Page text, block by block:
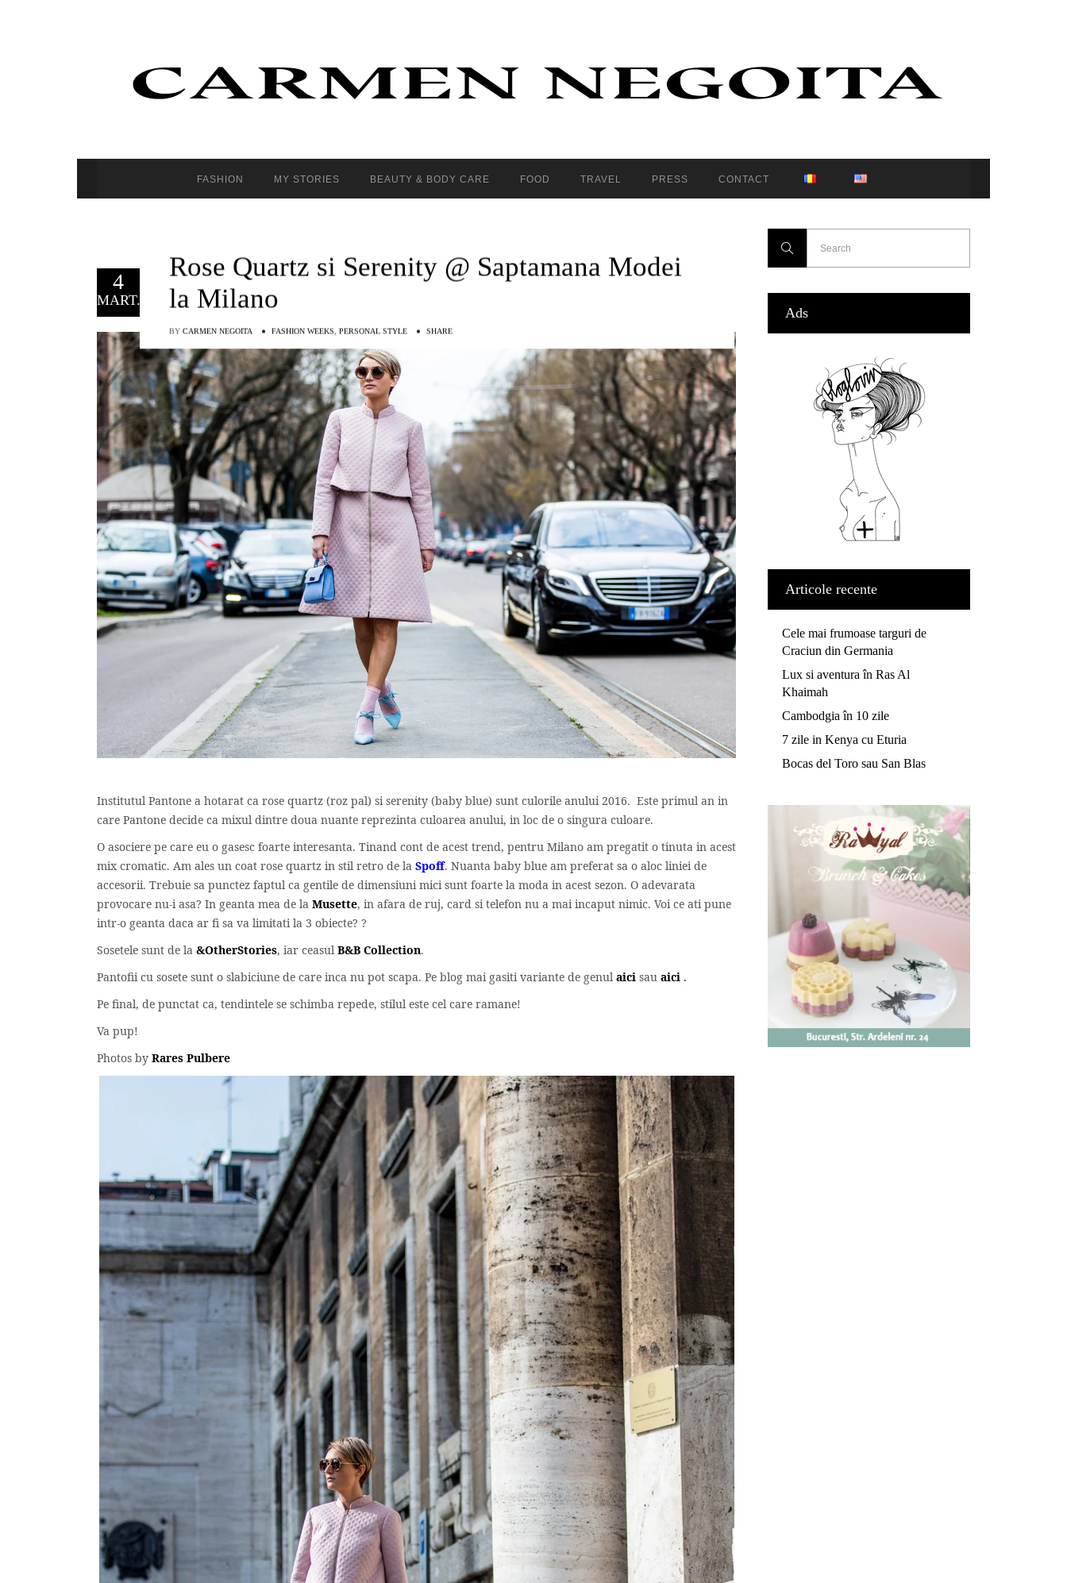
FASHION MY STORIES BEAUTY & BODY CARE FOOD TRAVEL PRESS CONTACT
4
MART.
Rose Quartz si Serenity @ Saptamana Modei
la Milano
BY CARMEN NEGOITA FASHION WEEKS, PERSONAL STYLE SHARE
Institutul Pantone a hotarat ca rose quartz (roz pal) si serenity (baby blue) sunt culorile anului 2016. Este primul an in
care Pantone decide ca mixul dintre doua nuante reprezinta culoarea anului, in loc de o singura culoare.
O asociere pe care eu o gasesc foarte interesanta. Tinand cont de acest trend, pentru Milano am pregatit o tinuta in acest
mix cromatic. Am ales un coat rose quartz in stil retro de la Spoff. Nuanta baby blue am preferat sa o aloc liniei de
accesorii. Trebuie sa punctez faptul ca gentile de dimensiuni mici sunt foarte la moda in acest sezon. O adevarata
provocare nu-i asa? In geanta mea de la Musette, in afara de ruj, card si telefon nu a mai incaput nimic. Voi ce ati pune
intr-o geanta daca ar fi sa va limitati la 3 obiecte? ?
Sosetele sunt de la &OtherStories, iar ceasul B&B Collection.
Pantofii cu sosete sunt o slabiciune de care inca nu pot scapa. Pe blog mai gasiti variante de genul aici sau aici .
Pe final, de punctat ca, tendintele se schimba repede, stilul este cel care ramane!
Va pup!
Photos by Rares Pulbere
Ads
Articole recente
Cele mai frumoase targuri de
Craciun din Germania
Lux si aventura în Ras Al
Khaimah
Cambodgia în 10 zile
7 zile in Kenya cu Eturia
Bocas del Toro sau San Blas